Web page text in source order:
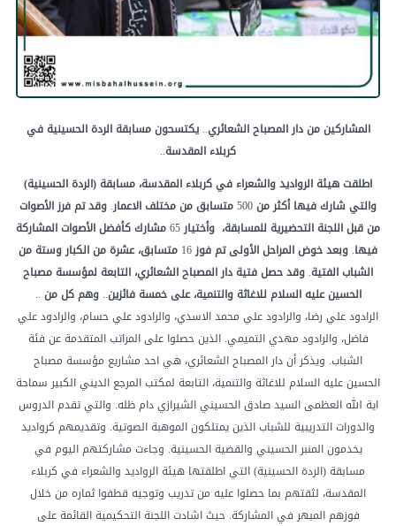
المشاركين من دارالمصباح الشعائري..يكتسحون مسابقة الردة الحسينية في
كربلاءالمقدسة..
اطلقتهيئةالرواديدوالشعراءفيكربلاءالمقدسة،مسابقة(الردةالحسينية)
والتي شاركفيها أكثرمن متسابقمنمختلفالاعمار. وقدتمفرزالأصوات
منقبلاللجنةالتحضيرية للمسابقة، وأختيار65 مشارككأفضلالأصواتالمشاركة
فيها. وبعدخوضالمراحلالأولىتمفوز16 متسابق،عشرةمنالكباروستةمن
الشبابالفتية. وقدحصلفتيةدارالمصباحالشعائري،التابعة لمؤسسةمصباح
الحسين عليه السلام للاغاثة والتنمية، على خمسة فائزين..وهم كل من ..
الرادود علي رضا، والرادود علي محمد الاسدي، والرادود علي حسام، والرادود علي
فاضل، والرادود مهدي التميمي. الذين حصلوا على المراتب المتقدمة عن فئة
الشباب. ويذكر أن دار المصباح الشعائري، هي احد مشاريع مؤسسة مصباح
الحسين عليه السلام للاغاثة والتنمية، التابعة لمكتب المرجع الديني الكبير سماحة
اية الله العظمى السيد صادق الحسيني الشيرازي دام ظله. والتي تقدم الدروس
والدورات التدريبية للشباب الذين يمتلكون الموهبة الصوتية. وتقديمهم كرواديد
يخدمون المنبر الحسيني والقضية الحسينية. وجاءت مشاركتهم اليوم في
مسابقة (الردة الحسينية) التي اطلقتها هيئة الرواديد والشعراء في كربلاء
المقدسة، لثقتهم بما حصلوا عليه من تدريب وتوجيه قطفوا ثماره من خلال
فوزهم المبهر في المشاركة. حيث اشادت اللجنة التحكيمية القائمة على